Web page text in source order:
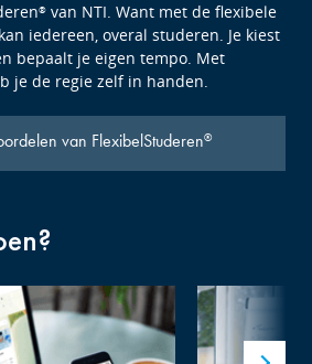
® van NTI. Want met de flexibele
iedereen, overal studeren. Je kiest
bepaalt je eigen tempo. Met
je de regie zelf in handen.
van FlexibelStuderen®